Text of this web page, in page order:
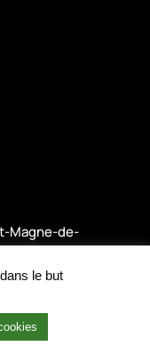
contacter
Magne-de-
le but